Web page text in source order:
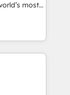
business
most
and NAM,